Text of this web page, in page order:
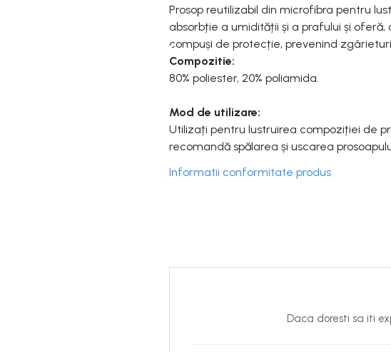
Prosop reutilizabil din microfibra pentru
absorbție a umidității și a prafului și
compuși de protecție, prevenind
Compozitie:
80% poliester, 20% poliamida.
Mod de utilizare:
Utilizați pentru lustruirea compoziției de
recomandă spălarea și uscarea
Informatii conformitate produs
Daca doresti sa iti